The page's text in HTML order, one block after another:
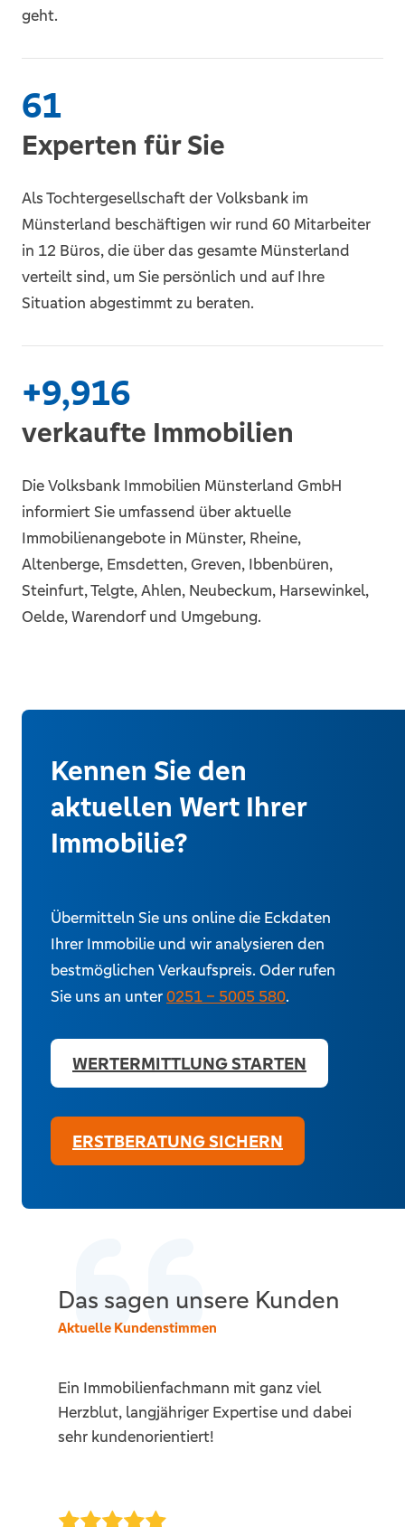
geht.
62
Experten für Sie
Als Tochtergesellschaft der Volksbank im
Münsterland beschäftigen wir rund 60 Mitarbeiter
in 12 Büros, die über das gesamte Münsterland
verteilt sind, um Sie persönlich und auf Ihre
Situation abgestimmt zu beraten.
+10,000
verkaufte Immobilien
Die Volksbank Immobilien Münsterland GmbH
informiert Sie umfassend über aktuelle
Immobilienangebote in Münster, Rheine,
Altenberge, Emsdetten, Greven, Ibbenbüren,
Steinfurt, Telgte, Ahlen, Neubeckum, Harsewinkel,
Oelde, Warendorf und Umgebung.
Kennen Sie den
aktuellen Wert Ihrer
Immobilie?
Übermitteln Sie uns online die Eckdaten
Ihrer Immobilie und wir analysieren den
bestmöglichen Verkaufspreis. Oder rufen
Sie uns an unter0251 – 5005 580.
WERTERMITTLUNG STARTEN
ERSTBERATUNG SICHERN
Das sagen unsere Kunden
Aktuelle Kundenstimmen
Ein Immobilienfachmann mit ganz viel
Herzblut, langjähriger Expertise und dabei
sehr kundenorientiert!